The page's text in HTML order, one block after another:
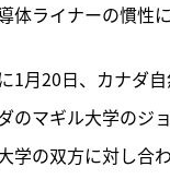
体ライナーの慣性
1月20日、カナダ
のマギル大学のジ
学の双方に対し合